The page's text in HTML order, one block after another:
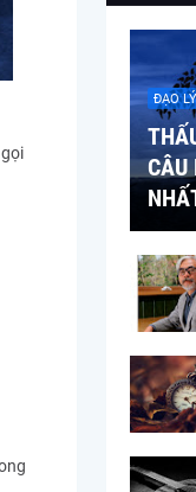
ĐẠO LÝ
CÂU